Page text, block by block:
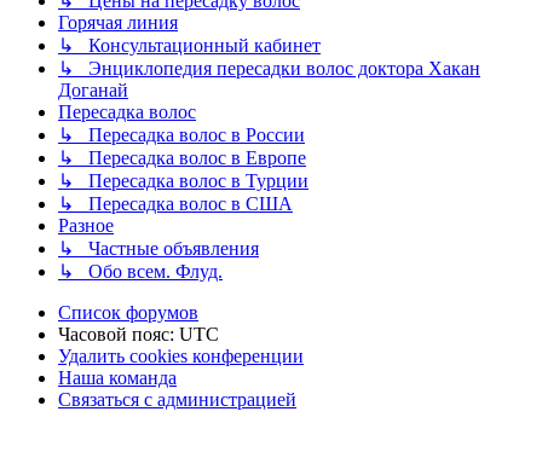
Горячая линия
↳ Консультационный кабинет
↳ Энциклопедия пересадки волос доктора Хакан
Доганай
Пересадка волос
↳ Пересадка волос в России
↳ Пересадка волос в Европе
↳ Пересадка волос в Турции
↳ Пересадка волос в США
Разное
↳ Частные объявления
↳ Обо всем. Флуд.
Список форумов
Часовой пояс: UTC
Удалить cookies конференции
Наша команда
Связаться с администрацией